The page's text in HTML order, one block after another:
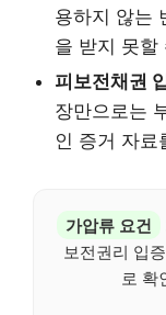
용하지 않는
을 받지 못할
피보전채권
장만으로는
인 증거 자료
가압류 요건
보전권리 입
로 확